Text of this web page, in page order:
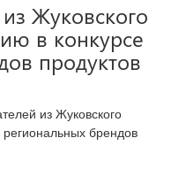
Жуковского
в конкурсе
продуктов
из Жуковского
брендов